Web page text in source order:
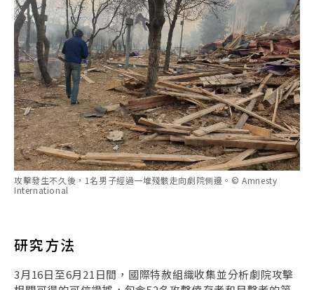
攻擊發生不久後，1名男子經過一堆殘骸走向劇院側邊。© Amnesty
International
研究方法
3月16日至6月21日間，國際特赦組織收集並分析劇院攻擊